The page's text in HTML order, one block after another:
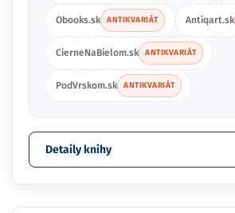
Obooks.sk ANTIKVARIÁT Antiqart.sk
CierneNaBielom.sk ANTIKVARIÁT
PodVrskom.sk ANTIKVARIÁT
Detaily knihy